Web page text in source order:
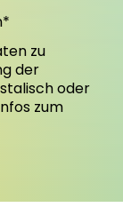
zu
der
oder
zum